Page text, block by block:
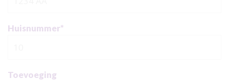
Huisnummer*
Toevoeging